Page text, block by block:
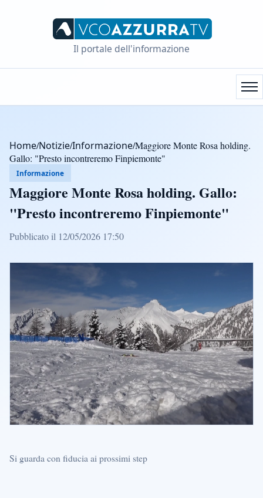
Il portale dell'informazione
Home/Notizie/Informazione/Maggiore Monte Rosa holding.
Gallo: "Presto incontreremo Finpiemonte"
Informazione
Maggiore Monte Rosa holding. Gallo:
"Presto incontreremo Finpiemonte"
Pubblicato il 12/05/2026 17:50
Si guarda con fiducia ai prossimi step